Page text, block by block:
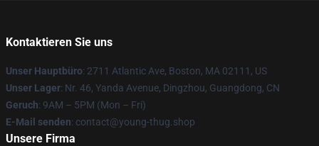
Kontaktieren Sie uns
Unser Hauptbüro: 2711 Atlantic Ave, Boston, MA 02111, US
Unser Lager: Nr. 46, Yanda Avenue, Dingzhou, Guangdong, CN
Geruch: 9AM – 5PM (Mon – Fri)
E-Mail senden: contact@young-thug.shop
Unsere Firma